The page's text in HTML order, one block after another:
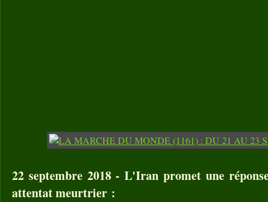
22 septembre 2018 - L'Iran promet une
attentat meurtrier :